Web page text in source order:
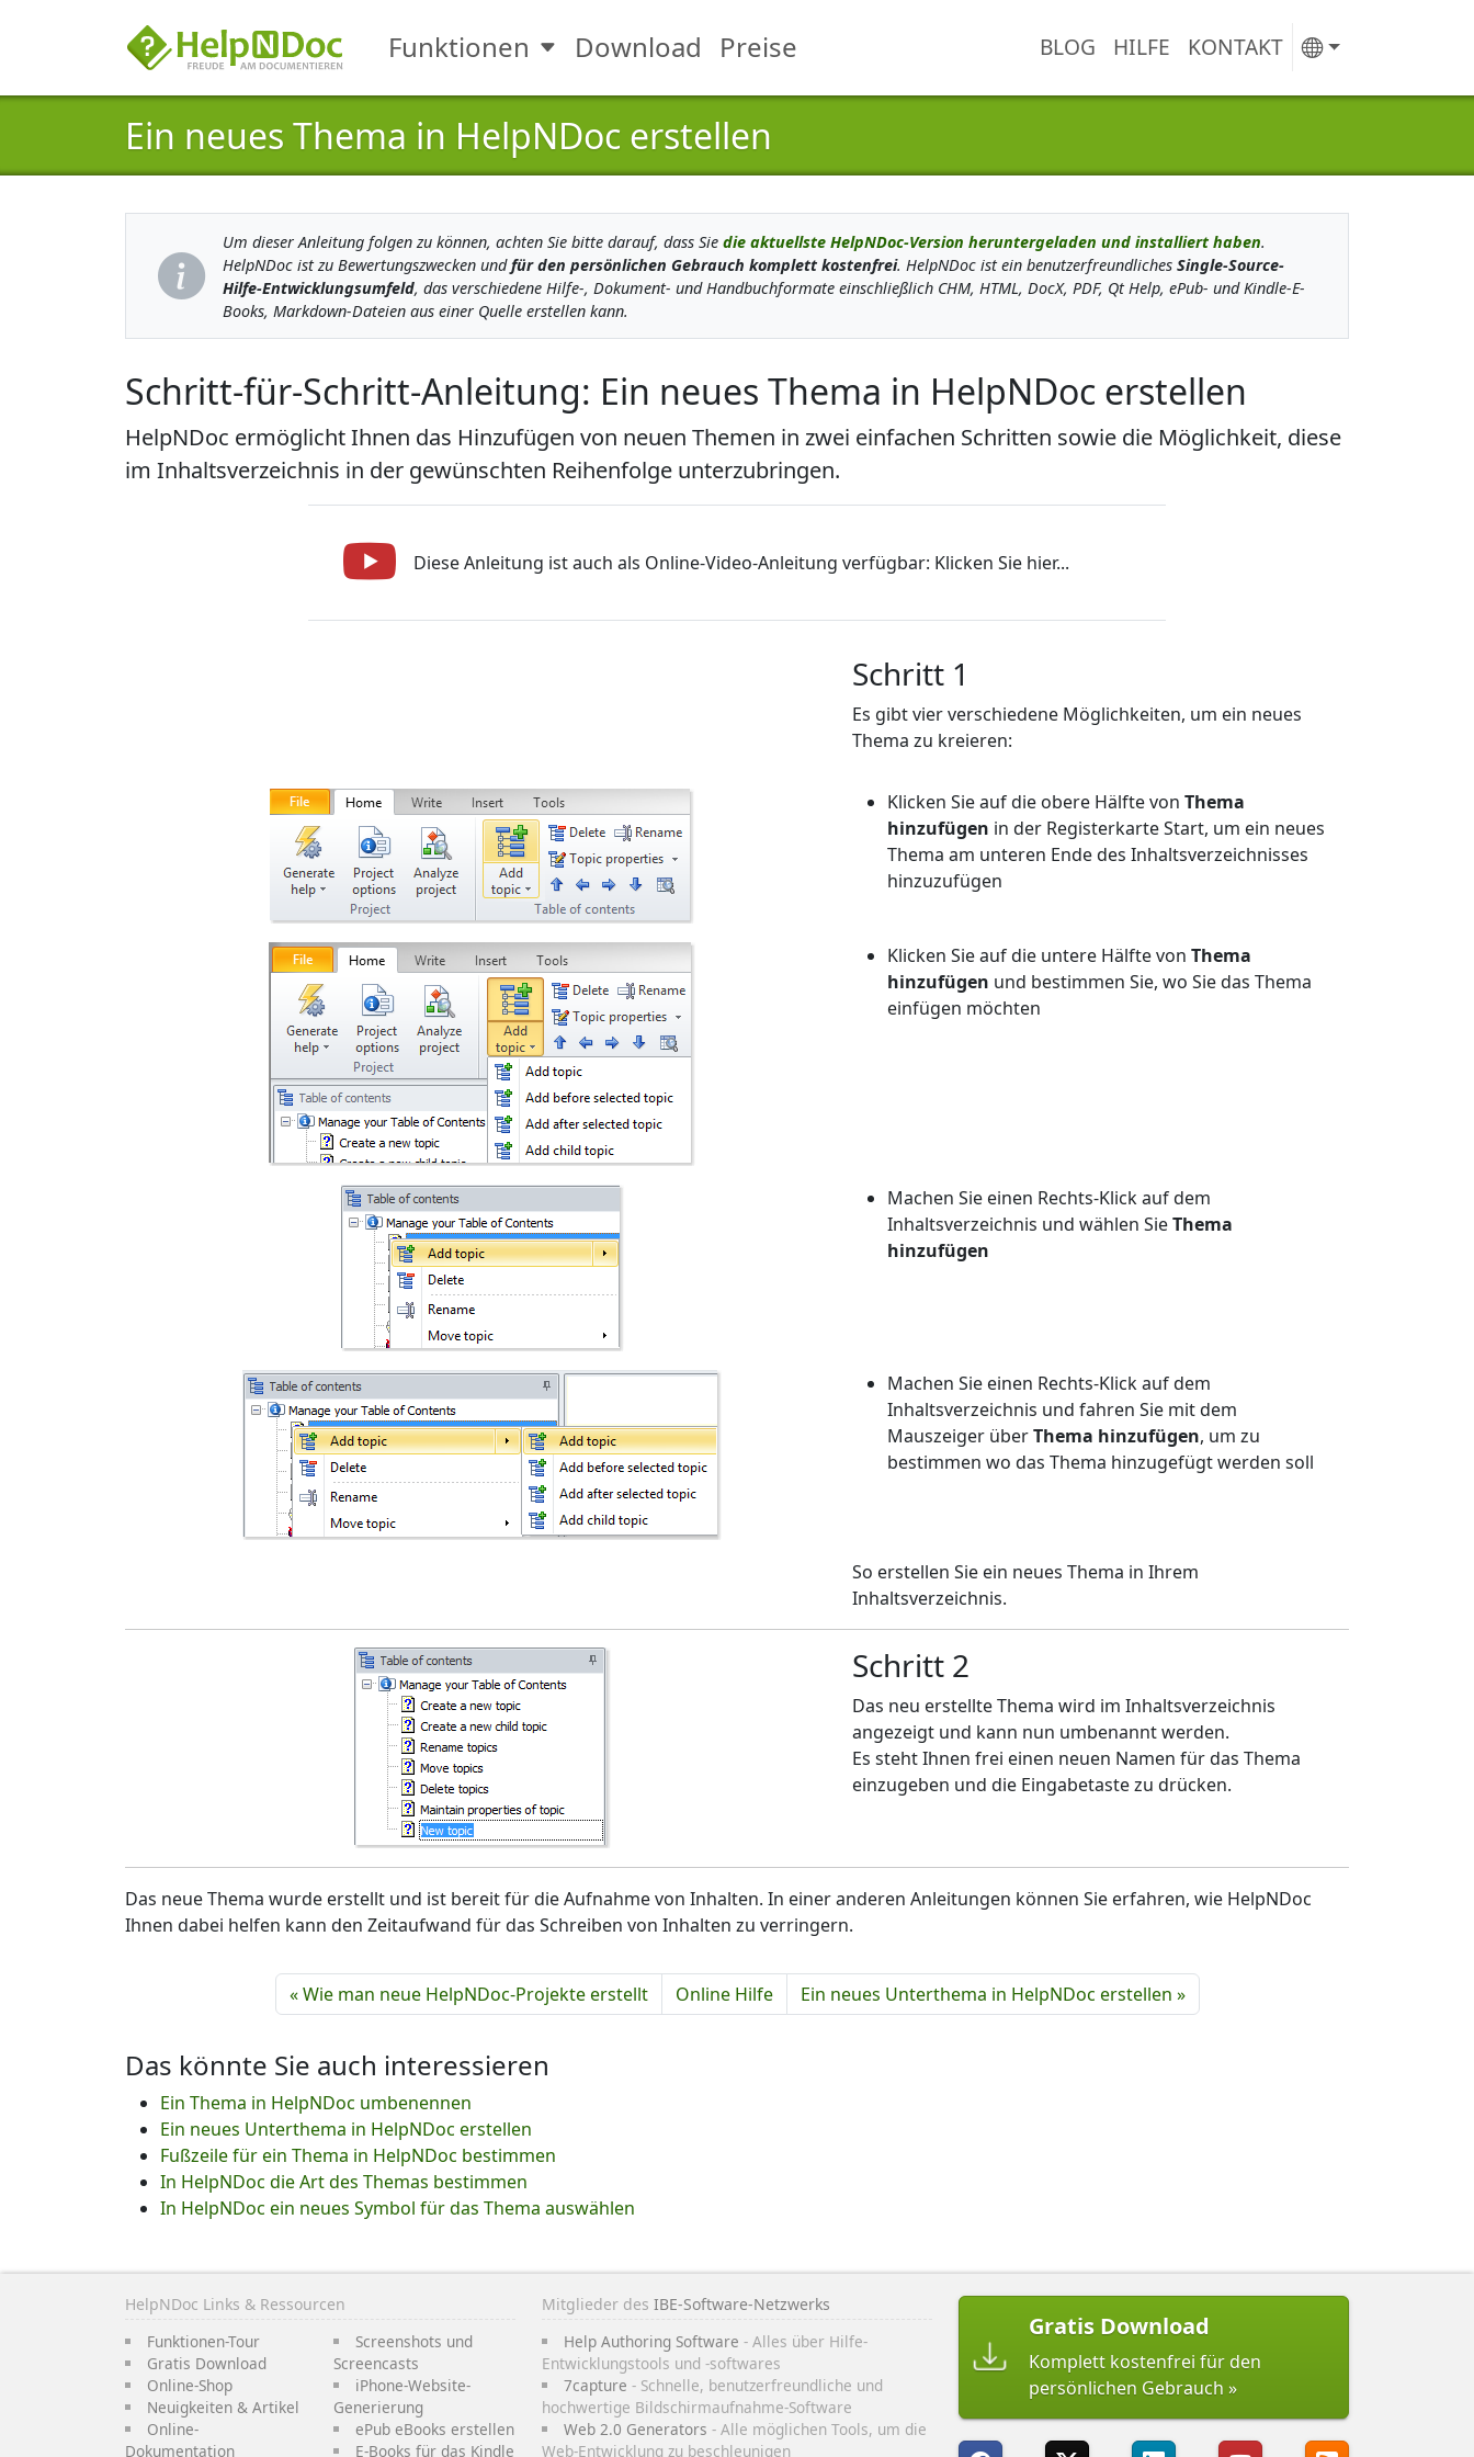
Funktionen Toggle Funktionen submenu
Download Preise BLOG HILFE KONTAKT
Ein neues Thema in HelpNDoc erstellen
Um dieser Anleitung folgen zu können, achten Sie bitte darauf, dass Sie die aktuellste HelpNDoc-Version heruntergeladen und installiert haben.
HelpNDoc ist zu Bewertungszwecken undfür den persönlichen Gebrauch komplett kostenfrei. HelpNDoc ist ein benutzerfreundliches Single-Source-
Hilfe-Entwicklungsumfeld, das verschiedene Hilfe-, Dokument- und Handbuchformate einschließlich CHM, HTML, DocX, PDF, Qt Help, ePub- und Kindle-E-
Books, Markdown-Dateien aus einer Quelle erstellen kann.
Schritt-für-Schritt-Anleitung: Ein neues Thema in HelpNDoc erstellen
HelpNDoc ermöglicht Ihnen das Hinzufügen von neuen Themen in zwei einfachen Schritten sowie die Möglichkeit, diese
im Inhaltsverzeichnis in der gewünschten Reihenfolge unterzubringen.
Diese Anleitung ist auch als Online-Video-Anleitung verfügbar: Klicken Sie hier...
Schritt 1
Es gibt vier verschiedene Möglichkeiten, um ein neues
Thema zu kreieren:
Klicken Sie auf die obere Hälfte von Thema
hinzufügen in der Registerkarte Start, um ein neues
Thema am unteren Ende des Inhaltsverzeichnisses
hinzuzufügen
Klicken Sie auf die untere Hälfte von Thema
hinzufügen und bestimmen Sie, wo Sie das Thema
einfügen möchten
Machen Sie einen Rechts-Klick auf dem
Inhaltsverzeichnis und wählen SieThema
hinzufügen
Machen Sie einen Rechts-Klick auf dem
Inhaltsverzeichnis und fahren Sie mit dem
Mauszeiger überThema hinzufügen, um zu
bestimmen wo das Thema hinzugefügt werden soll
So erstellen Sie ein neues Thema in Ihrem
Inhaltsverzeichnis.
Schritt 2
Das neu erstellte Thema wird im Inhaltsverzeichnis
angezeigt und kann nun umbenannt werden.
Es steht Ihnen frei einen neuen Namen für das Thema
einzugeben und die Eingabetaste zu drücken.
Das neue Thema wurde erstellt und ist bereit für die Aufnahme von Inhalten. In einer anderen Anleitungen können Sie erfahren, wie HelpNDoc
Ihnen dabei helfen kann den Zeitaufwand für das Schreiben von Inhalten zu verringern.
« Wie man neue HelpNDoc-Projekte erstellt Online Hilfe Ein neues Unterthema in HelpNDoc erstellen »
Das könnte Sie auch interessieren
Ein Thema in HelpNDoc umbenennen
Ein neues Unterthema in HelpNDoc erstellen
Fußzeile für ein Thema in HelpNDoc bestimmen
In HelpNDoc die Art des Themas bestimmen
In HelpNDoc ein neues Symbol für das Thema auswählen
Gratis Download
Komplett kostenfrei für den
persönlichen Gebrauch
Mitglieder des IBE-Software-Netzwerks
Help Authoring Software - Alles über Hilfe-
Entwicklungstools und -softwares
7capture - Schnelle, benutzerfreundliche und
hochwertige Bildschirmaufnahme-Software
Web 2.0 Generators - Alle möglichen Tools, um die
Web-Entwicklung zu beschleunigen
HelpNDoc Links & Ressourcen
Funktionen-Tour
Gratis Download
Online-Shop
Neuigkeiten & Artikel
Online-
Dokumentation
Screenshots und
Screencasts
iPhone-Website-
Generierung
ePub eBooks erstellen
E-Books für das Kindle